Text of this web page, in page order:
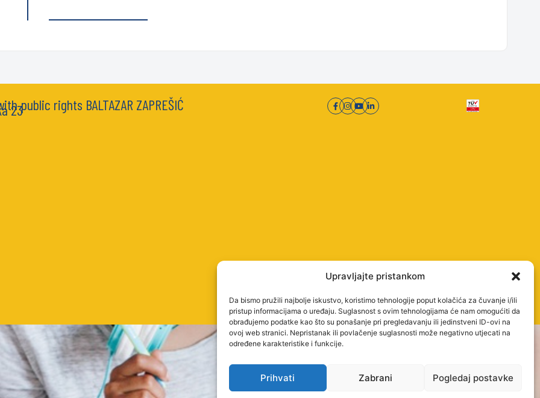
Upravljajte pristankom
Da bismo pružili najbolje iskustvo, koristimo tehnologije poput kolačića za čuvanje i/ili
pristup informacijama o uređaju. Suglasnost s ovim tehnologijama će nam omogućiti da
obrađujemo podatke kao što su ponašanje pri pregledavanju ili jedinstveni ID-ovi na
ovoj web stranici. Nepristanak ili povlačenje suglasnosti može negativno utjecati na
određene karakteristike i funkcije.
Prihvati Zabrani Pogledaj postavke
public rights BALTAZAR ZAPREŠIĆ
23